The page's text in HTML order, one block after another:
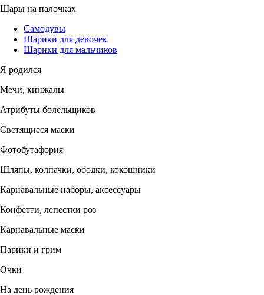
Шары на палочках
Самодувы
Шарики для девочек
Шарики для мальчиков
Я родился
Мечи, кинжалы
Атрибуты болельщиков
Светящиеся маски
Фотобутафория
Шляпы, колпачки, ободки, кокошники
Карнавальные наборы, аксессуары
Конфетти, лепестки роз
Карнавальные маски
Парики и грим
Очки
На день рождения